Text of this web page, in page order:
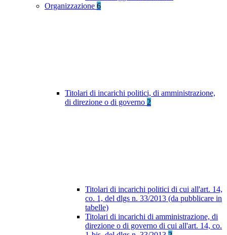
Organizzazione 6
Titolari di incarichi politici, di amministrazione,
di direzione o di governo 2
Titolari di incarichi politici di cui all'art. 14,
co. 1, del dlgs n. 33/2013 (da pubblicare in
tabelle)
Titolari di incarichi di amministrazione, di
direzione o di governo di cui all'art. 14, co.